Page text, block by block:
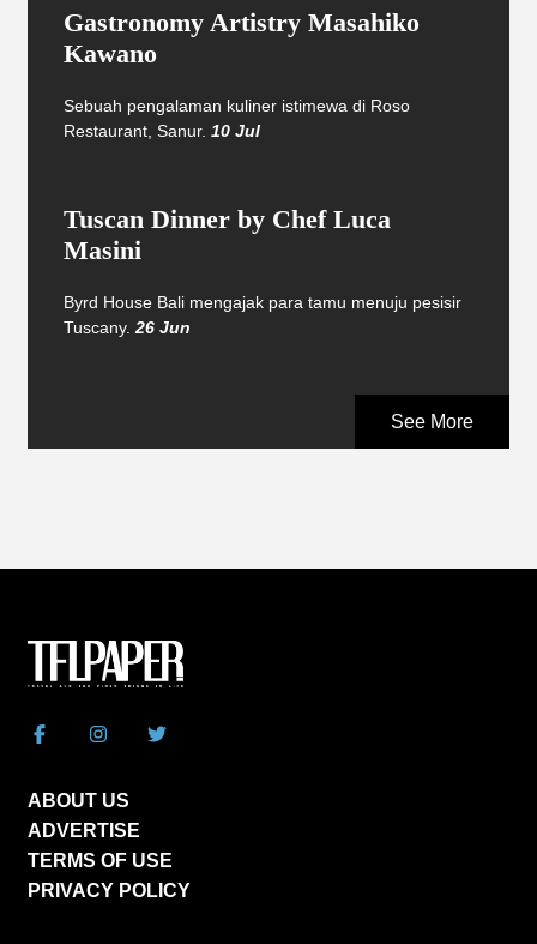
Gastronomy Artistry Masahiko
Kawano
Sebuah pengalaman kuliner istimewa di Roso
Restaurant, Sanur. 10 Jul
Tuscan Dinner by Chef Luca
Masini
Byrd House Bali mengajak para tamu menuju pesisir
Tuscany. 26 Jun
See More
ABOUT US
ADVERTISE
TERMS OF USE
PRIVACY POLICY